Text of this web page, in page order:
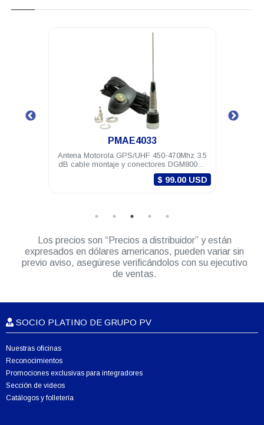
PMAE4033
Antena Motorola GPS/UHF 450-470Mhz 3.5
dB cable montaje y conectores DGM8000e
$ 99.00 USD
Los precios son “Precios a distribuidor” y están
expresados en dólares americanos, pueden variar sin
previo aviso, asegúrese verificándolos con su ejecutivo
de ventas.
SOCIO PLATINO DE GRUPO PV
Nuestras oficinas
Reconocimientos
Promociones exclusivas para integradores
Sección de videos
Catálogos y folletería